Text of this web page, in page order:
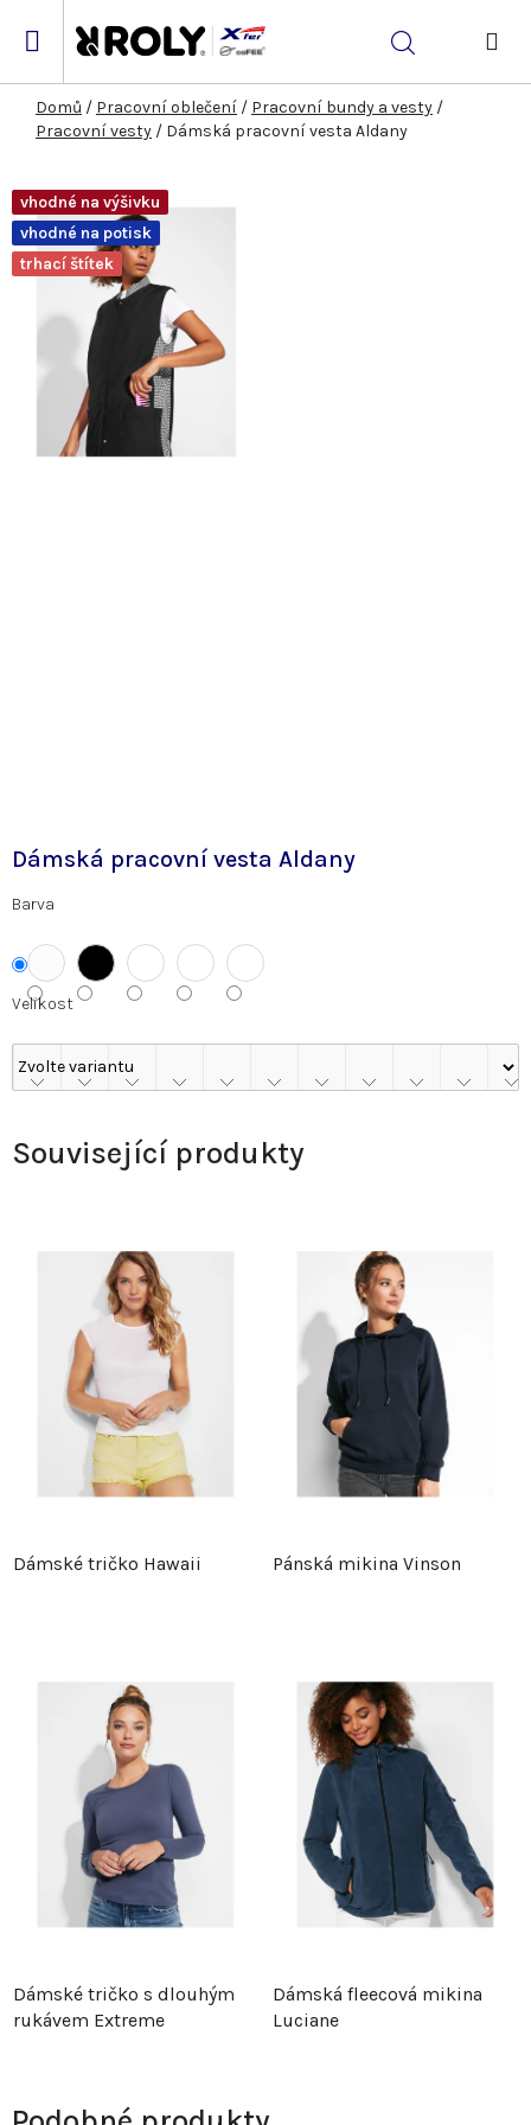
Hledat
Domů / Pracovní oblečení / Pracovní bundy a vesty /
Pracovní vesty / Dámská pracovní vesta Aldany
Dámská pracovní vesta Aldany
Barva
Velikost
vhodné na výšivku
vhodné na potisk
trhací štítek
Související produkty
Dámské tričko Hawaii Pánská mikina Vinson
Dámské tričko s dlouhým
rukávem Extreme
Dámská fleecová mikina
Luciane